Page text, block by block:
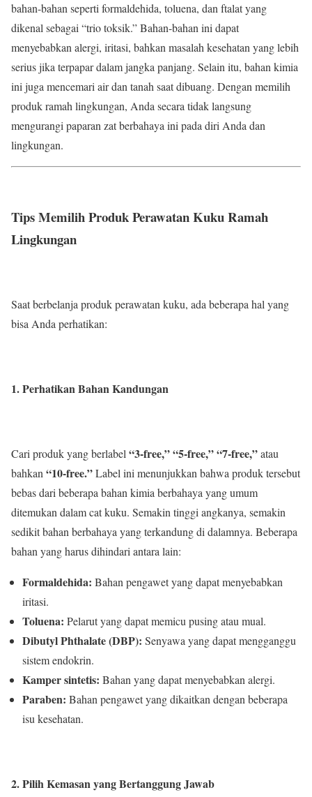
bahan-bahan seperti formaldehida, toluena, dan ftalat yang
dikenal sebagai “trio toksik.” Bahan-bahan ini dapat
menyebabkan alergi, iritasi, bahkan masalah kesehatan yang lebih
serius jika terpapar dalam jangka panjang. Selain itu, bahan kimia
ini juga mencemari air dan tanah saat dibuang. Dengan memilih
produk ramah lingkungan, Anda secara tidak langsung
mengurangi paparan zat berbahaya ini pada diri Anda dan
lingkungan.
Tips Memilih Produk Perawatan Kuku Ramah
Lingkungan
Saat berbelanja produk perawatan kuku, ada beberapa hal yang
bisa Anda perhatikan:
1. Perhatikan Bahan Kandungan
Cari produk yang berlabel“3-free,” “5-free,” “7-free,”atau
bahkan“10-free.”Label ini menunjukkan bahwa produk tersebut
bebas dari beberapa bahan kimia berbahaya yang umum
ditemukan dalam cat kuku. Semakin tinggi angkanya, semakin
sedikit bahan berbahaya yang terkandung di dalamnya. Beberapa
bahan yang harus dihindari antara lain:
Formaldehida: Bahan pengawet yang dapat menyebabkan
iritasi.
Toluena: Pelarut yang dapat memicu pusing atau mual.
Dibutyl Phthalate (DBP): Senyawa yang dapat mengganggu
sistem endokrin.
Kamper sintetis: Bahan yang dapat menyebabkan alergi.
Paraben: Bahan pengawet yang dikaitkan dengan beberapa
isu kesehatan.
2. Pilih Kemasan yang Bertanggung Jawab